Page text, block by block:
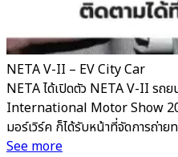
NETA V-II – EV City Car
NETA ได้เปิดตัว NETA V-II รถ
International Motor Show
มอร์เวิร์ค ก็ได้รับหน้าที่จัดการถ่
See more